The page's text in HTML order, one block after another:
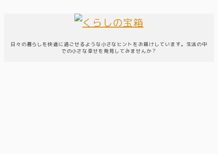
日々の暮らしを快適に過ごせるような小さなヒントをお届けしています。生活の中
での小さな幸せを発見してみませんか？